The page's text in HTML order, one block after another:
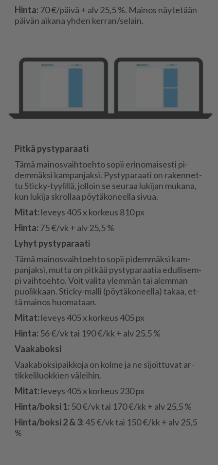
Hin­ta: 70 €/päi­vä + alv 25,5 %. Mai­nos näy­te­tään
päi­vän ai­ka­na yh­den ker­ran/se­lain.
Pit­kä pys­ty­pa­raa­ti
Tämä mai­nos­vaih­to­eh­to so­pii eri­no­mai­ses­ti pi­
dem­mäk­si kam­pan­jak­si. Pys­ty­pa­raa­ti on ra­ken­net­
tu Stic­ky-tyy­lil­lä, jol­loin se seu­raa lu­ki­jan mu­ka­na,
kun lu­ki­ja skrol­laa pöy­tä­ko­neel­la si­vua.
Mi­tat: le­veys 405 x kor­keus 810 px
Hin­ta: 75 €/vk + alv 25,5 %
Ly­hyt pys­ty­pa­raa­ti
Tämä mai­nos­vaih­to­eh­to so­pii pi­dem­mäk­si kam­
pan­jak­si, mut­ta on pit­kää pys­ty­pa­raa­tia edul­li­sem­
pi vaih­to­eh­to. Voit va­li­ta ylem­män tai alem­man
puo­lik­kaan. Stic­ky-mal­li (pöy­tä­ko­neel­la) ta­kaa, et­
tä mai­nos huo­ma­taan.
Mi­tat: le­veys 405 x kor­keus 405 px
Hin­ta: 56 €/vk tai 190 €/kk + alv 25,5 %
Vaa­ka­bok­si
Vaa­ka­bok­si­paik­ko­ja on kol­me ja ne si­joit­tu­vat ar­
tik­ke­li­luok­kien vä­lei­hin.
Mi­tat: le­veys 405 x kor­keus 230 px
Hin­ta/bok­si 1: 50 €/vk tai 170 €/kk + alv 25,5 %
Hin­ta/bok­si 2 & 3: 45 €/vk tai 150 €/kk + alv 25,5
%